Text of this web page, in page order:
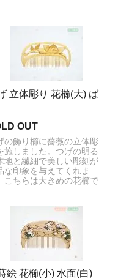
立体彫り 花櫛(大) ば
OUT
の飾り櫛に薔薇の立体彫
施しました。つげの明る
地と繊細で美しい彫刻が
な印象を与えてくれま
こちらは大きめの花櫛で
絵 花櫛(小) 水面(白)